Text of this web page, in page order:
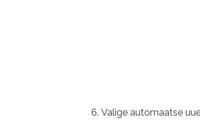
Valige automaatse